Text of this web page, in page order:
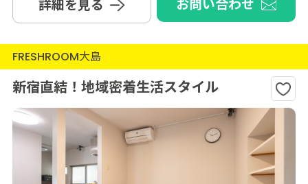
詳細を見る お問い合わせ
FRESHROOM大島
新宿直結！地域密着生活スタイル